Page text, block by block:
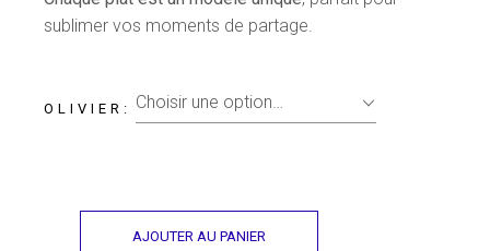
sublimer vos moments de partage.
OLIVIER Choisir une option…
AJOUTER AU PANIER